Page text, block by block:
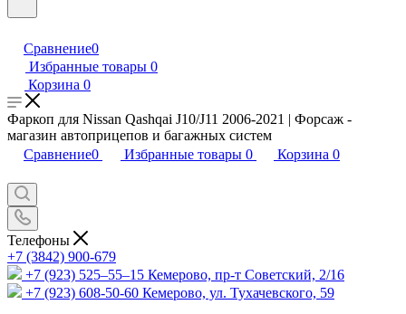
Сравнение0
Избранные товары 0
Корзина 0
Фаркоп для Nissan Qashqai J10/J11 2006-2021 | Форсаж -
магазин автоприцепов и багажных систем
Сравнение0 Избранные товары 0 Корзина 0
Телефоны
+7 (3842) 900-679
+7 (923) 525–55–15 Кемерово, пр-т Советский, 2/16
+7 (923) 608-50-60 Кемерово, ул. Тухачевского, 59